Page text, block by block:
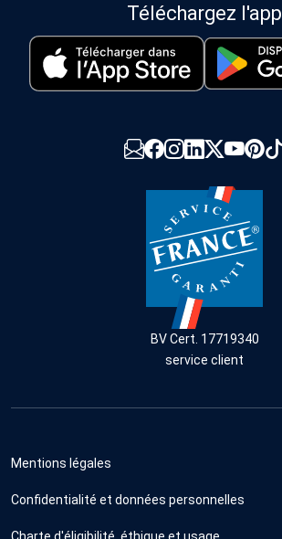
Téléchargez l'app
BV Cert. 17719340
service client
Mentions légales
Confidentialité et données personnelles